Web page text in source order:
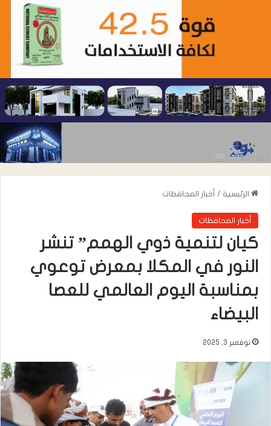
الرئيسية / أخبار المحافظات
أخبار المحافظات
كيان لتنمية ذوي الهمم” تنشر
النور في المكلا بمعرض توعوي
بمناسبة اليوم العالمي للعصا
البيضاء
نوفمبر 3, 2025